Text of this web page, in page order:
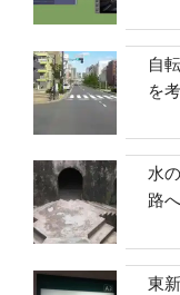
自
を
水
路
東